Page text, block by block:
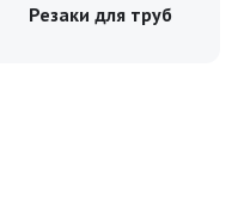
Резаки для труб